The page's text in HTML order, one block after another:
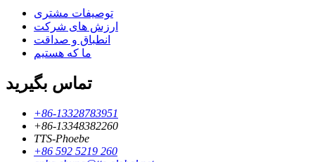
توصیفات مشتری
ارزش های شرکت
انطباق و صداقت
ما که هستیم
تماس بگیرید
+86-13328783951
+86-13348382260
TTS-Phoebe
+86 592 5219 260